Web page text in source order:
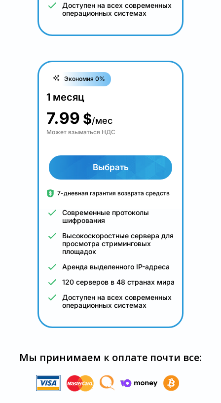
Доступен на всех современных
операционных системах
Экономия 0%
1 месяц
7.99 $/мес
Может взыматься НДС
Выбрать
7-дневная гарантия возврата средств
Современные протоколы
шифрования
Высокоскоростные сервера для
просмотра стриминговых
площадок
Аренда выделенного IP-адреса
120 серверов в 48 странах мира
Доступен на всех современных
операционных системах
Мы принимаем к оплате почти все: